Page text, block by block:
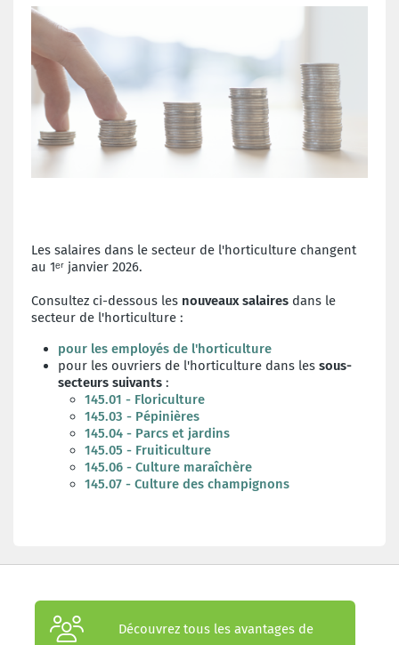
Les salaires dans le secteur de l'horticulture changent
au 1ᵉʳ janvier 2026.
Consultez ci-dessous les nouveauxsalaires dans le
secteur de l'horticulture :
pour les employés de l'horticulture
pour les ouvriers de l'horticulture dans les sous-
secteurs suivants :
145.01 - Floriculture
145.03 - Pépinières
145.04 - Parcs et jardins
145.05 - Fruiticulture
145.06 - Culture maraîchère
145.07 - Culture des champignons
Découvrez tous les avantages de